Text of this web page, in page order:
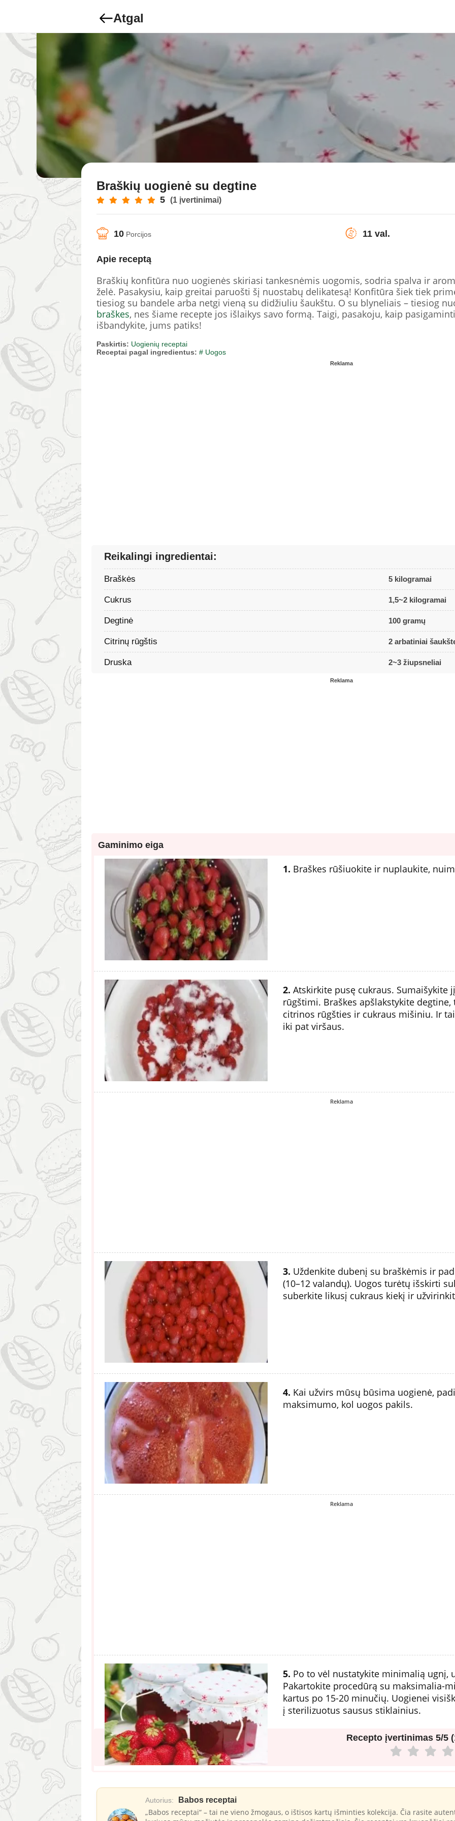
Atgal
Braškių uogienė su degtine
5 (1 įvertinimai)
10 Porcijos 11 val.
Apie receptą
Braškių konfitūra nuo uogienės skiriasi tankesnėmis uogomis, sodria spalva ir
želė. Pasakysiu, kaip greitai paruošti šį nuostabų delikatesą! Konfitūra šiek tiek
tiesiog su bandele arba netgi vieną su didžiuliu šaukštu. O su blyneliais – tiesiog
braškes, nes šiame recepte jos išlaikys savo formą. Taigi, pasakoju, kaip
išbandykite, jums patiks!
Paskirtis: Uogienių receptai
Receptai pagal ingredientus: # Uogos
Reklama
Reikalingi ingredientai:
Braškės 5 kilogramai
Cukrus 1,5~2 kilogramai
Degtinė 100 gramų
Citrinų rūgštis 2 arbatiniai
Druska 2~3 žiupsneliai
Reklama
Gaminimo eiga
1. Braškes rūšiuokite ir nuplaukite,
2. Atskirkite pusę cukraus. Sumaišykite
rūgštimi. Braškes apšlakstykite
citrinos rūgšties ir cukraus mišiniu. Ir
iki pat viršaus.
Reklama
3. Uždenkite dubenį su braškėmis ir
(10–12 valandų). Uogos turėtų išskirti
suberkite likusį cukraus kiekį ir
4. Kai užvirs mūsų būsima uogienė,
maksimumo, kol uogos pakils.
Reklama
5. Po to vėl nustatykite minimalią ugnį,
Pakartokite procedūrą su maksimalia-
kartus po 15-20 minučių. Uogienei
į sterilizuotus sausus stiklainius.
Recepto įvertinimas 5/5
Autorius: Babos receptai
„Babos receptai“ – tai ne vieno žmogaus, o ištisos kartų išminties kolekcija. Čia rasite